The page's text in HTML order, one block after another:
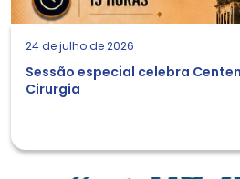
24 de julho de 2026
Sessão especial celebra
Cirurgia